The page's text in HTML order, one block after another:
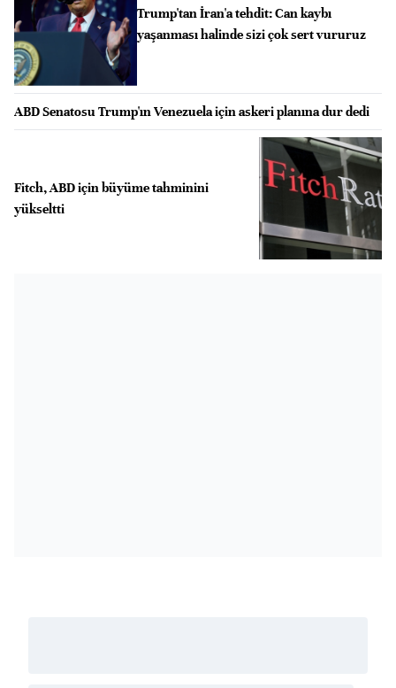
Trump'tan İran'a tehdit: Can kaybı
yaşanması halinde sizi çok sert vururuz
ABD Senatosu Trump'ın Venezuela için askeri planına dur dedi
Fitch, ABD için büyüme tahminini
yükseltti